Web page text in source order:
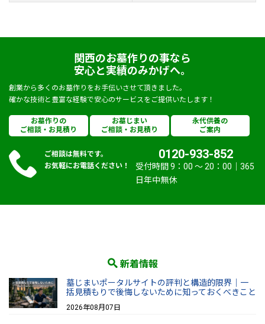
関西のお墓作りの事なら
安心と実績のみかげへ。
創業から多くのお墓作りをお手伝いさせて頂きました。
確かな技術と豊富な経験で安心のサービスをご提供いたします！
お墓作りの
ご相談・お見積り
お墓じまい
ご相談・お見積り
永代供養の
ご案内
ご相談は無料です。
お気軽にお電話ください！
0120-933-852
受付時間 9：00 〜 20：00｜365
日年中無休
新着情報
墓じまいポータルサイトの評判と構造的限界｜一
括見積もりで後悔しないために知っておくべきこと
2026年08月07日